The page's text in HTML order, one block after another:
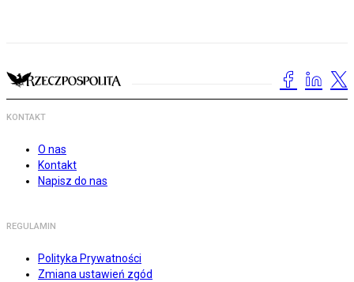
KONTAKT
O nas
Kontakt
Napisz do nas
REGULAMIN
Polityka Prywatności
Zmiana ustawień zgód